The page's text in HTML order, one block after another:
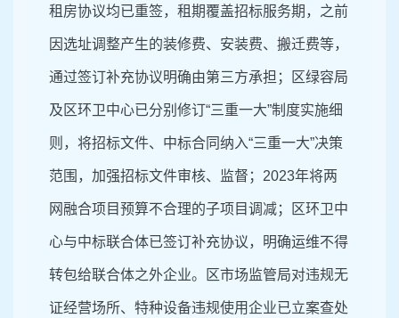
租房协议均已重签，租期覆盖招标服务期，之前
因选址调整产生的装修费、安装费、搬迁费等，
通过签订补充协议明确由第三方承担；区绿容局
及区环卫中心已分别修订“三重一大”制度实施细
则，将招标文件、中标合同纳入“三重一大”决策
范围，加强招标文件审核、监督；2023年将两
网融合项目预算不合理的子项目调减；区环卫中
心与中标联合体已签订补充协议，明确运维不得
转包给联合体之外企业。区市场监管局对违规无
证经营场所、特种设备违规使用企业已立案查处